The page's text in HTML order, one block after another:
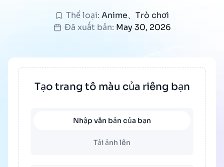
Thể loại: Anime、 Trò chơi
Đã xuất bản: May 30, 2026
Tạo trang tô màu của riêng bạn
Nhập văn bản của bạn
Tải ảnh lên